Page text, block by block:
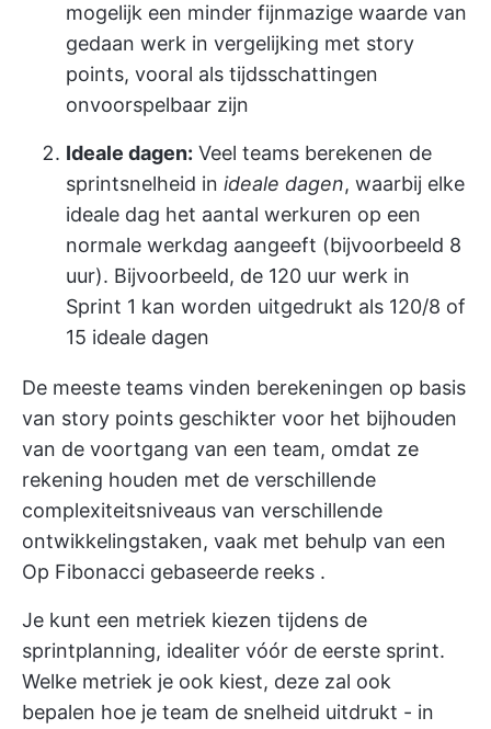
mogelijk een minder fijnmazige waarde van
gedaan werk in vergelijking met story
points, vooral als tijdsschattingen
onvoorspelbaar zijn
Ideale dagen: Veel teams berekenen de
sprintsnelheid in ideale dagen, waarbij elke
ideale dag het aantal werkuren op een
normale werkdag aangeeft (bijvoorbeeld 8
uur). Bijvoorbeeld, de 120 uur werk in
Sprint 1 kan worden uitgedrukt als 120/8 of
15 ideale dagen
De meeste teams vinden berekeningen op basis
van story points geschikter voor het bijhouden
van de voortgang van een team, omdat ze
rekening houden met de verschillende
complexiteitsniveaus van verschillende
ontwikkelingstaken, vaak met behulp van een
Op Fibonacci gebaseerde reeks .
Je kunt een metriek kiezen tijdens de
sprintplanning, idealiter vóór de eerste sprint.
Welke metriek je ook kiest, deze zal ook
bepalen hoe je team de snelheid uitdrukt - in